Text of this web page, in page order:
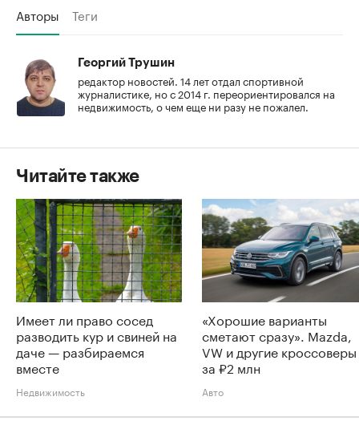
Авторы Теги
Георгий Трушин
редактор новостей. 14 лет отдал спортивной
журналистике, но с 2014 г. переориентировался на
недвижимость, о чем еще ни разу не пожалел.
Читайте также
Имеет ли право сосед
разводить кур и свиней на
даче — разбираемся
вместе
Недвижимость
«Хорошие варианты
сметают сразу». Mazda,
VW и другие кроссоверы
за ₽2 млн
Авто